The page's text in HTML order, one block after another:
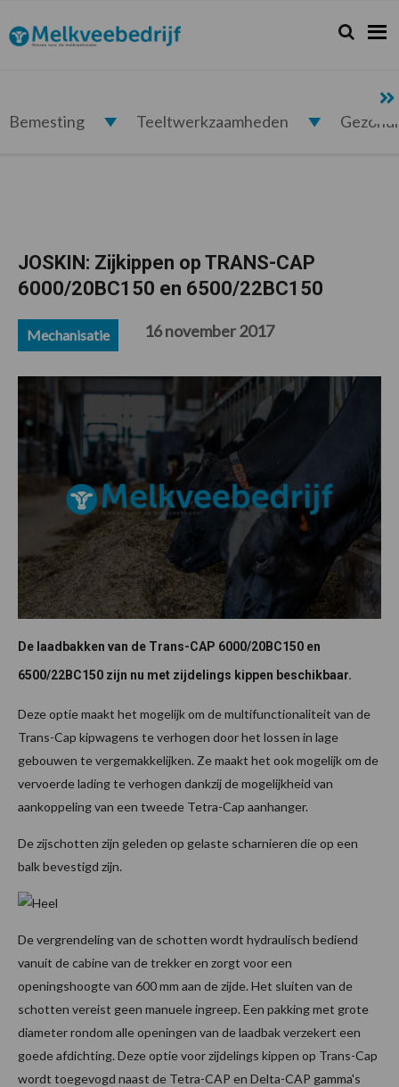
de
hoofdnavigatie
de
hoofd
de
eerste
de
voettekst
Melkveebedrijf.nl Zoeken...
Zoek
Bemesting Teeltwerkzaamheden
JOSKIN: Zijkippen op TRANS-CAP
6000/20BC150 en 6500/22BC150
Mechanisatie 16 november 2017
De laadbakken van de Trans-CAP 6000/20BC150 en
6500/22BC150 zijn nu met zijdelings kippen beschikbaar.
Deze optie maakt het mogelijk om de multifunctionaliteit van de
Trans-Cap kipwagens te verhogen door het lossen in lage
gebouwen te vergemakkelijken. Ze maakt het ook mogelijk om de
vervoerde lading te verhogen dankzij de mogelijkheid van
aankoppeling van een tweede Tetra-Cap aanhanger.
De zijschotten zijn geleden op gelaste scharnieren die op een
balk bevestigd zijn.
De vergrendeling van de schotten wordt hydraulisch bediend
vanuit de cabine van de trekker en zorgt voor een
openingshoogte van 600 mm aan de zijde. Het sluiten van de
schotten vereist geen manuele ingreep. Een pakking met grote
diameter rondom alle openingen van de laadbak verzekert een
goede afdichting. Deze optie voor zijdelings kippen op Trans-Cap
wordt toegevogd naast de Tetra-CAP en Delta-CAP gamma's